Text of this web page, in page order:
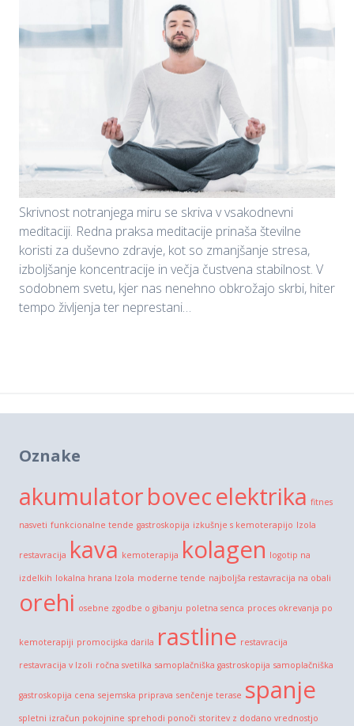
Skrivnost notranjega miru se skriva v vsakodnevni
meditaciji. Redna praksa meditacije prinaša številne
koristi za duševno zdravje, kot so zmanjšanje stresa,
izboljšanje koncentracije in večja čustvena stabilnost. V
sodobnem svetu, kjer nas nenehno obkrožajo skrbi, hiter
tempo življenja ter neprestani…
Oznake
akumulatorbovecelektrika fitnes
nasveti funkcionalne tende gastroskopija izkušnje s kemoterapijo Izola
restavracija kava kemoterapija kolagen logotip na
izdelkih lokalna hrana Izola moderne tende najboljša restavracija na obali
orehi osebne zgodbe o gibanju poletna senca proces okrevanja po
kemoterapiji promocijska darila rastline restavracija
restavracija v Izoli ročna svetilka samoplačniška gastroskopija samoplačniška
gastroskopija cena sejemska priprava senčenje terase spanje
spletni izračun pokojnine sprehodi ponoči storitev z dodano vrednostjo